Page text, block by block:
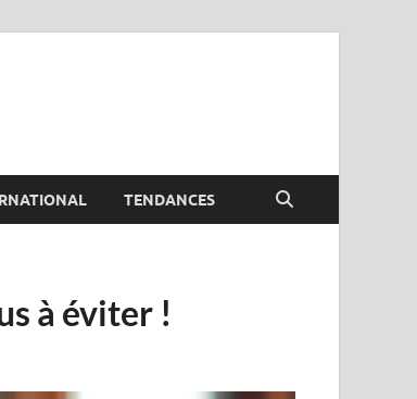
TENDANCES
à éviter !